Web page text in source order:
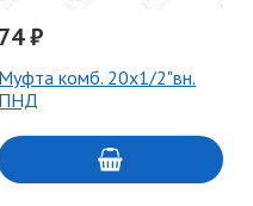
74 ₽
Муфта комб. 20х1/2"вн.
ПНД